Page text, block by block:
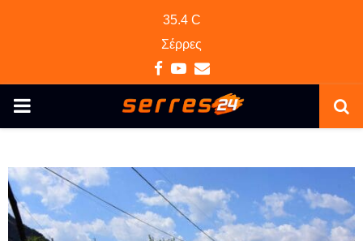
35.4 C
Σέρρες
Facebook
Youtube
Email
PRIMARY